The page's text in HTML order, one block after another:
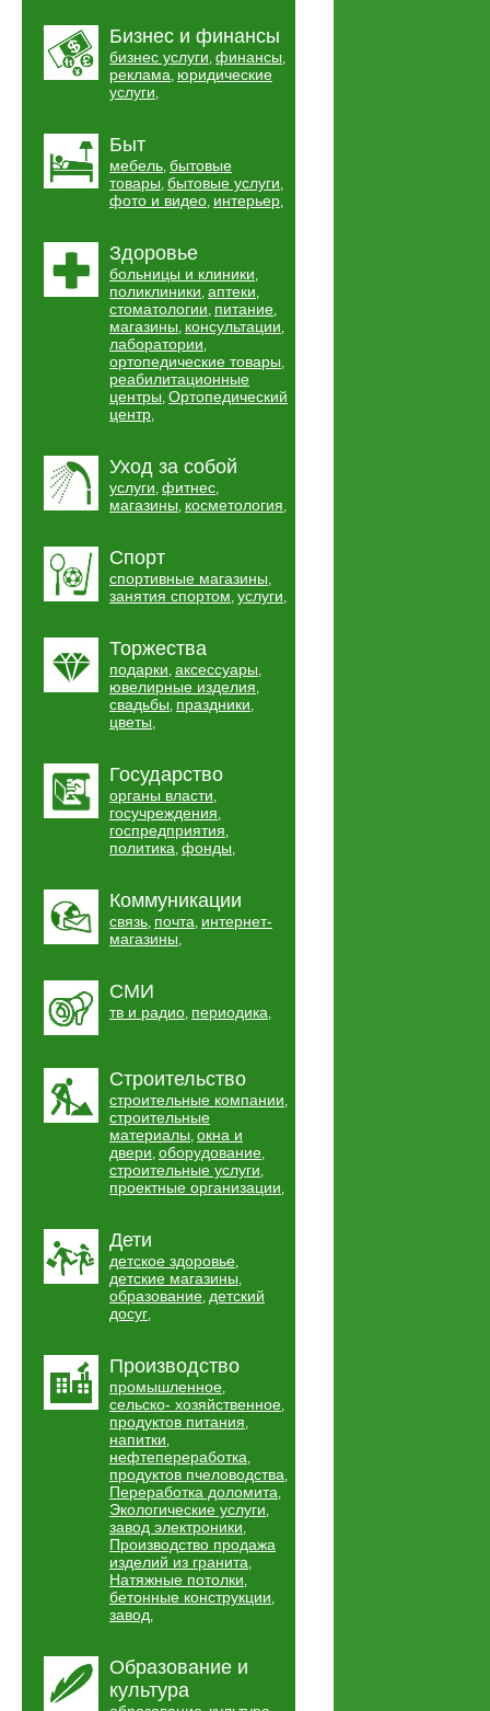
Бизнес и финансы
бизнес услуги, финансы,
реклама, юридические
услуги,
Быт
мебель, бытовые
товары, бытовые услуги,
фото и видео, интерьер,
Здоровье
больницы и клиники,
поликлиники, аптеки,
стоматологии, питание,
магазины, консультации,
лаборатории,
ортопедические товары,
реабилитационные
центры, Ортопедический
центр,
Уход за собой
услуги, фитнес,
магазины, косметология,
Спорт
спортивные магазины,
занятия спортом, услуги,
Торжества
подарки, аксессуары,
ювелирные изделия,
свадьбы, праздники,
цветы,
Государство
органы власти,
госучреждения,
госпредприятия,
политика, фонды,
Коммуникации
связь, почта, интернет-
магазины,
СМИ
тв и радио, периодика,
Строительство
строительные компании,
строительные
материалы, окна и
двери, оборудование,
строительные услуги,
проектные организации,
Дети
детское здоровье,
детские магазины,
образование, детский
досуг,
Производство
промышленное,
сельско- хозяйственное,
продуктов питания,
напитки,
нефтепереработка,
продуктов пчеловодства,
Переработка доломита,
Экологические услуги,
завод электроники,
Производство продажа
изделий из гранита,
Натяжные потолки,
бетонные конструкции,
завод,
Образование и
культура